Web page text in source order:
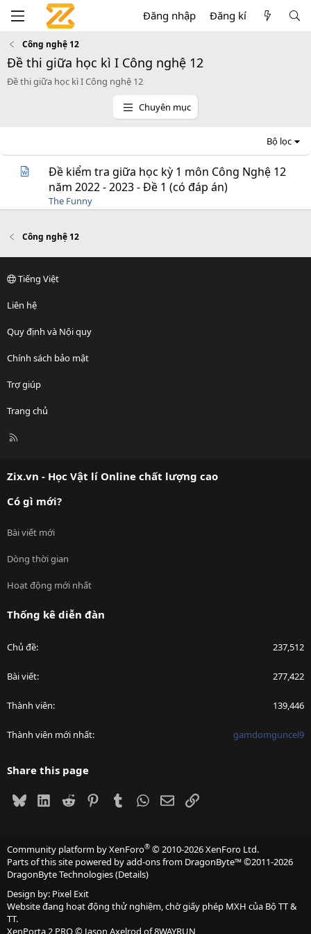
Đăng nhập Đăng kí
Công nghệ 12
Đề thi giữa học kì I Công nghệ 12
Đề thi giữa học kì I Công nghệ 12
Chuyên mục
Bộ lọc
Đề kiểm tra giữa học kỳ 1 môn Công Nghệ 12
năm 2022 - 2023 - Đề 1 (có đáp án)
The Funny
Công nghệ 12
Tiếng Việt
Liên hệ
Quy định và Nội quy
Chính sách bảo mật
Trợ giúp
Trang chủ
R
Zix.vn - Học Vật lí Online chất lượng cao
Có gì mới?
Bài viết mới
Dòng thời gian
Hoạt động mới nhất
Thống kê diễn đàn
Chủ đề 237,512
Bài viết 277,422
Thành viên 139,446
Thành viên mới nhất gamdomguncel9
Share this page
BlueskyLinkedIn
Reddit PinterestTumblrWhatsApp
EmailLink
Community platform by XenForo® © 2010-2026 XenForo Ltd.
Parts of this site powered byadd-ons from DragonByte™©2011-2026
DragonByte Technologies(Details)
Design by: Pixel Exit
Website đang hoạt động thử nghiệm, chờ giấy phép MXH của Bộ TT &
TT.
XenPorta 2 PRO© Jason Axelrod of8WAYRUN